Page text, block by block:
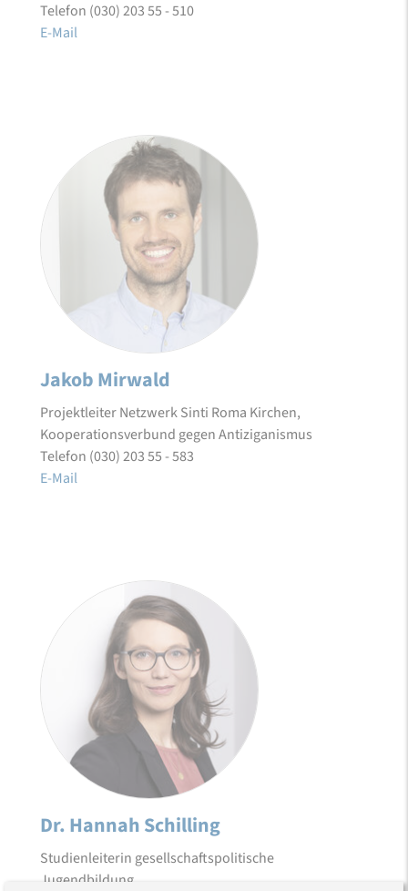
Telefon (030) 203 55 - 510
E-Mail
Jakob Mirwald
Projektleiter Netzwerk Sinti Roma Kirchen,
Kooperationsverbund gegen Antiziganismus
Telefon (030) 203 55 - 583
E-Mail
Dr. Hannah Schilling
Studienleiterin gesellschaftspolitische
Jugendbildung